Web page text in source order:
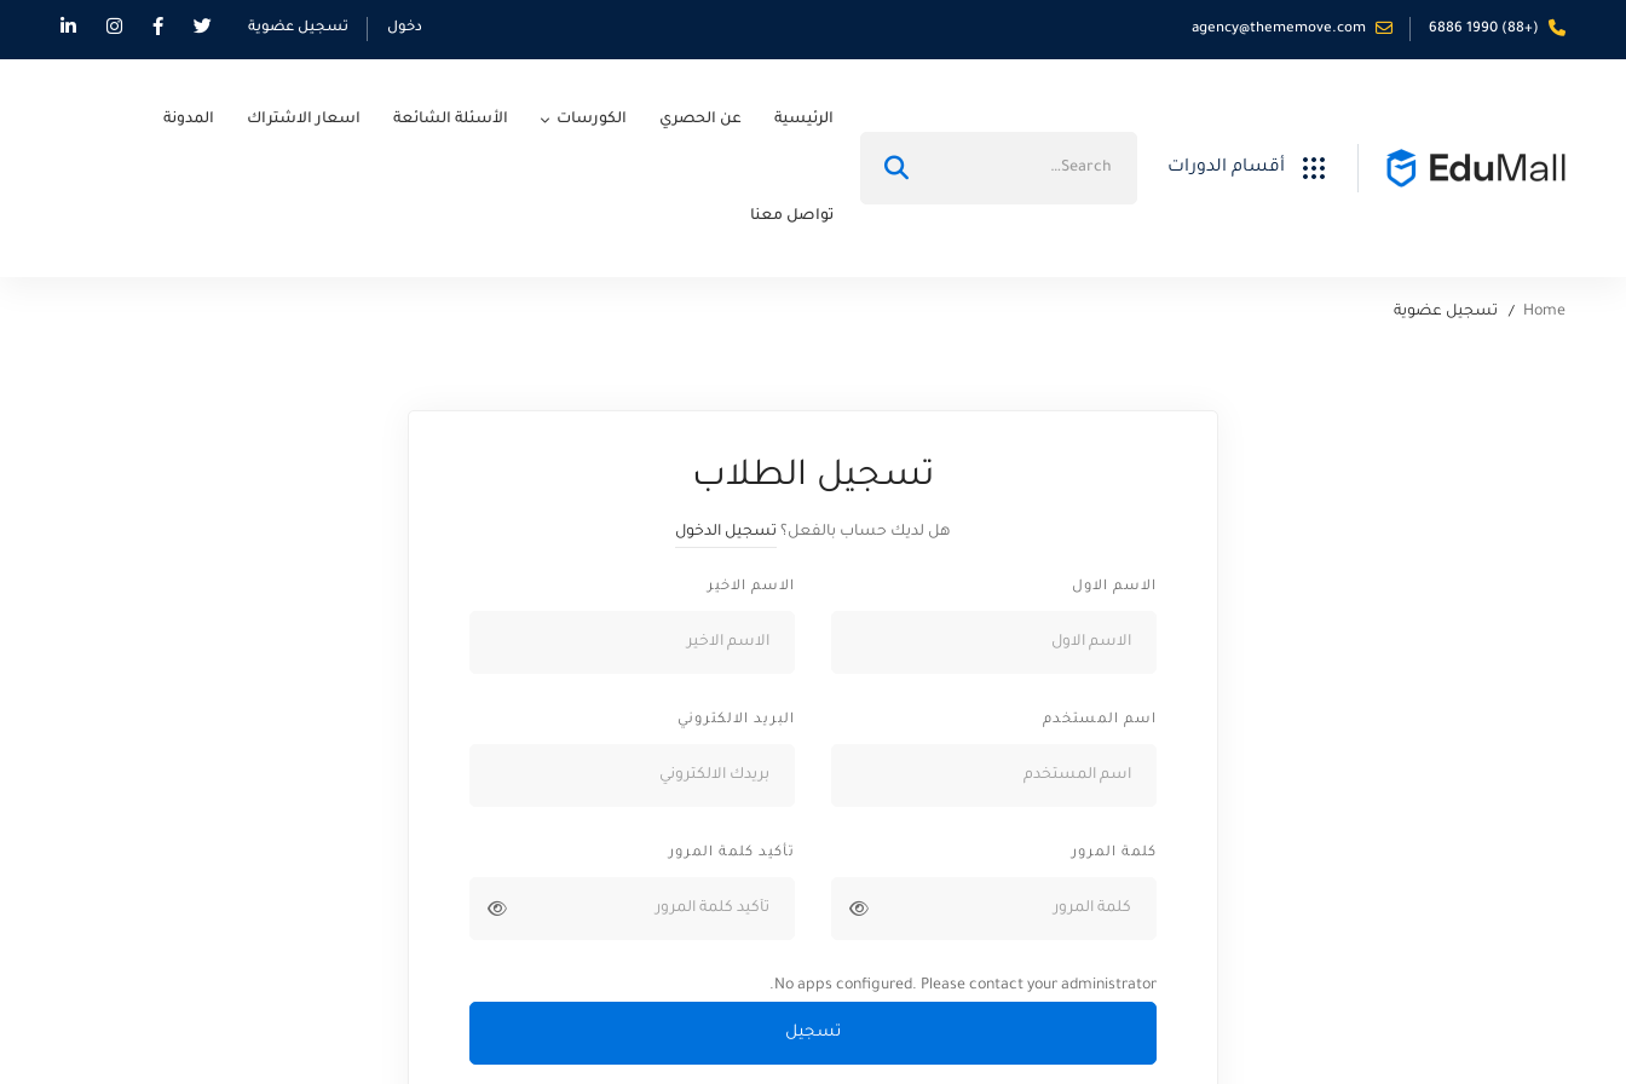
(+88) 1990 6886
agency@thememove.com دخول تسجيل عضوية
أقسام الدورات
الرئيسية عن الحصري الكورسات الأسئلة الشائعة اسعار الاشتراك المدونة
تواصل معنا
Home تسجيل عضوية
تسجيل الطلاب
هل لديك حساب بالفعل؟ تسجيل الدخول
الاسم الاول الاسم الاخير
اسم المستخدم البريد الالكتروني
كلمة المرور تأكيد كلمة المرور
No apps configured. Please contact your administrator.
تسجيل